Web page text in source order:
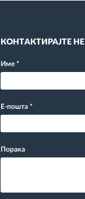
КОНТАКТИРАЈТЕ НЕ
Име *
Е-пошта *
Порака